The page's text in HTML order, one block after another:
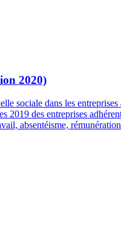
2020)
sociale dans les
2019 des entreprises
absentéisme,